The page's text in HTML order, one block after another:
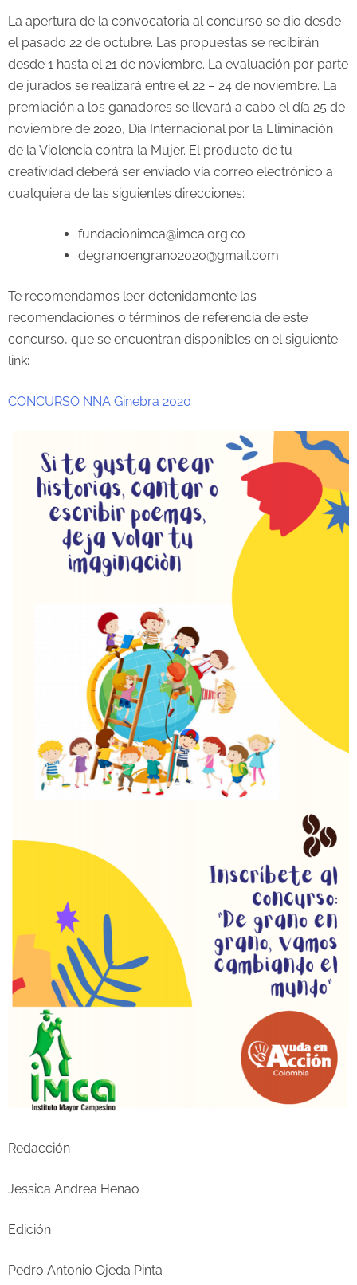
La apertura de la convocatoria al concurso se dio desde
el pasado 22 de octubre. Las propuestas se recibirán
desde 1 hasta el 21 de noviembre. La evaluación por parte
de jurados se realizará entre el 22 – 24 de noviembre. La
premiación a los ganadores se llevará a cabo el día 25 de
noviembre de 2020, Día Internacional por la Eliminación
de la Violencia contra la Mujer. El producto de tu
creatividad deberá ser enviado vía correo electrónico a
cualquiera de las siguientes direcciones:
fundacionimca@imca.org.co
degranoengrano2020@gmail.com
Te recomendamos leer detenidamente las
recomendaciones o términos de referencia de este
concurso, que se encuentran disponibles en el siguiente
link:
CONCURSO NNA Ginebra 2020
Redacción
Jessica Andrea Henao
Edición
Pedro Antonio Ojeda Pinta